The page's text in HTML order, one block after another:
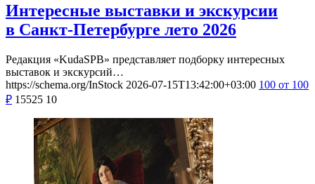
Интересные выставки и экскурсии
в Санкт-Петербурге лето 2026
Редакция «KudaSPB» представляет подборку интересных
выставок и экскурсий…
https://schema.org/InStock 2026-07-15T13:42:00+03:00 100 от 100
₽ 15525 10